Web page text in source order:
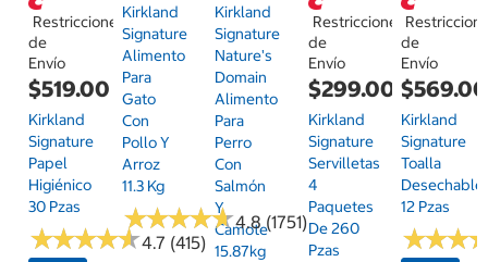
Restricciones
de
Envío
$519.00
Kirkland
Signature
Papel
Higiénico
30 Pzas
★★★★★
★★★★★4.7 (415)
Kirkland
Signature
Alimento
Para
Gato
Con
Pollo Y
Arroz
11.3 Kg
★★★★★
★★★★★4.8 (1751)
Kirkland
Signature
Nature's
Domain
Alimento
Para
Perro
Con
Salmón
Y
Camote
15.87kg
Restricciones
de
Envío
$299.00
Kirkland
Signature
Servilletas
4
Paquetes
De 260
Pzas
de
Envío
$569.00
Kirkland
Signature
Toalla
Desechable
12 Pzas
★★★
★★★